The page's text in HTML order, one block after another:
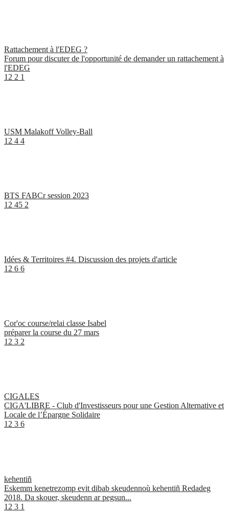
Rattachement à l'EDEG ?
Forum pour discuter de l'opportunité de demander un rattachement à
l'EDEG
12 2 1
USM Malakoff Volley-Ball
12 4 4
BTS FABCr session 2023
12 45 2
Idées & Territoires #4. Discussion des projets d'article
12 6 6
Cor'oc course/relai classe Isabel
préparer la course du 27 mars
12 3 2
CIGALES
CIGA'LIBRE - Club d'Investisseurs pour une Gestion Alternative et
Locale de l’Épargne Solidaire
12 3 6
kehentiñ
Eskemm kenetrezomp evit dibab skeudennoù kehentiñ Redadeg
2018. Da skouer, skeudenn ar pegsun...
12 3 1